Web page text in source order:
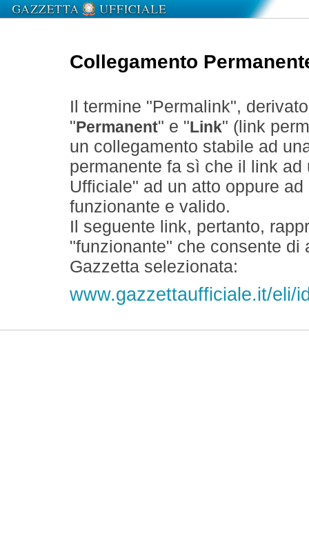
Collegamento
Il termine "Permalink",
" Permanent" e " Link" (link
un collegamento stabile ad
permanente fa sì che il link
Ufficiale" ad un atto oppure
funzionante e valido.
Il seguente link, pertanto,
"funzionante" che consente
Gazzetta selezionata:
www.gazzettaufficiale.it/eli/